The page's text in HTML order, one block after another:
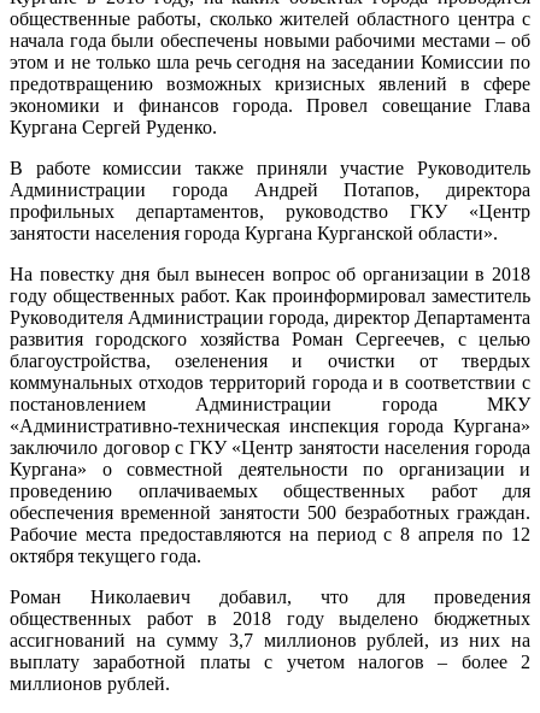
общественные работы, сколько жителей областного центра с
начала года были обеспечены новыми рабочими местами – об
этом и не только шла речь сегодня на заседании Комиссии по
предотвращению возможных кризисных явлений в сфере
экономики и финансов города. Провел совещание Глава
Кургана Сергей Руденко.
В работе комиссии также приняли участие Руководитель
Администрации города Андрей Потапов, директора
профильных департаментов, руководство ГКУ «Центр
занятости населения города Кургана Курганской области».
На повестку дня был вынесен вопрос об организации в 2018
году общественных работ. Как проинформировал заместитель
Руководителя Администрации города, директор Департамента
развития городского хозяйства Роман Сергеечев, с целью
благоустройства, озеленения и очистки от твердых
коммунальных отходов территорий города и в соответствии с
постановлением Администрации города МКУ
«Административно-техническая инспекция города Кургана»
заключило договор с ГКУ «Центр занятости населения города
Кургана» о совместной деятельности по организации и
проведению оплачиваемых общественных работ для
обеспечения временной занятости 500 безработных граждан.
Рабочие места предоставляются на период с 8 апреля по 12
октября текущего года.
Роман Николаевич добавил, что для проведения
общественных работ в 2018 году выделено бюджетных
ассигнований на сумму 3,7 миллионов рублей, из них на
выплату заработной платы с учетом налогов – более 2
миллионов рублей.